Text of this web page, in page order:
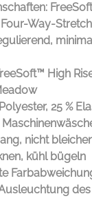
Way-
High
25 %
nicht
kühl bügeln
des